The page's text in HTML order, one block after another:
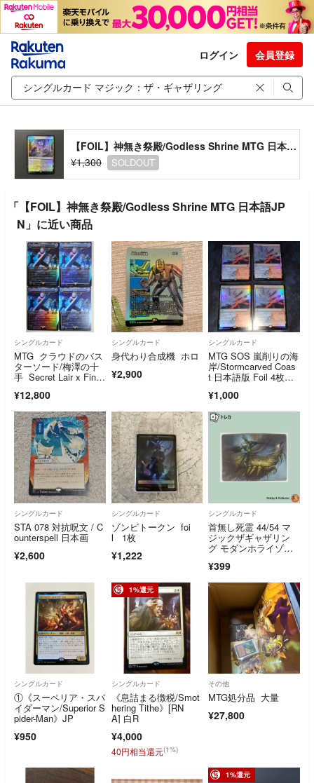
ログイン 会員登録
【FOIL】神無き祭殿/Godless Shrine MTG 日本語JPN
¥1,300
SOLDOUT
「【FOIL】神無き祭殿/Godless Shrine MTG 日本語JP
N」に近い商品
シングルカード
MTG クラウドのバス
ターソード/梅澤の十
手 Secret Lair x Fina
¥12,800
シングルカード
身代わり合成機 ホロ
¥2,900
シングルカード
MTG SOS 嵐削りの海
岸/Stormcarved Coas
t 日本語版 Foil 4枚セ
¥1,000
シングルカード
STA 078 対抗呪文 / C
ounterspell 日本画
¥2,600
シングルカード
ゾンビトークン foi
l 1枚
¥1,222
シングルカード
首無し死霊 44/54 マ
ジックザギャザリン
グ モダンホライゾ
¥399
シングルカード
①《スーペリア・スパ
イダーマン/Superior S
pider-Man》JP
¥950
1%還元
シングルカード
《息詰まる徴税/Smot
hering Tithe》[RN
A] 白R
¥4,000
40円相当還元(1%)
その他
MTG処分品 大量
¥27,800
1%還元